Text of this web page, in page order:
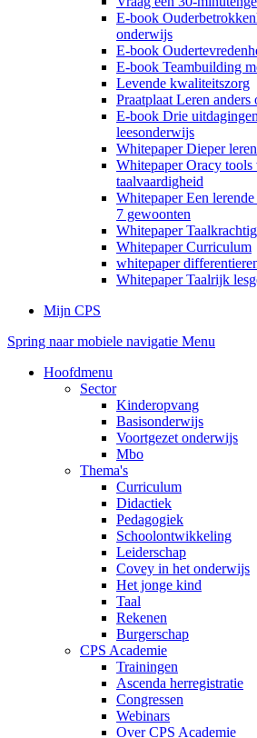
E-book
onderwijs
E-book
E-book Teambuilding
Levende kwaliteitszorg
Praatplaat Leren anders
E-book Drie
leesonderwijs
Whitepaper Dieper
Whitepaper Oracy
taalvaardigheid
Whitepaper Een
7 gewoonten
Whitepaper
Whitepaper Curriculum
whitepaper
Whitepaper Taalrijk
Mijn CPS
Spring naar mobiele navigatie Menu
Hoofdmenu
Sector
Kinderopvang
Basisonderwijs
Voortgezet onderwijs
Mbo
Thema's
Curriculum
Didactiek
Pedagogiek
Schoolontwikkeling
Leiderschap
Covey in het onderwijs
Het jonge kind
Taal
Rekenen
Burgerschap
CPS Academie
Trainingen
Ascenda herregistratie
Congressen
Webinars
Over CPS Academie